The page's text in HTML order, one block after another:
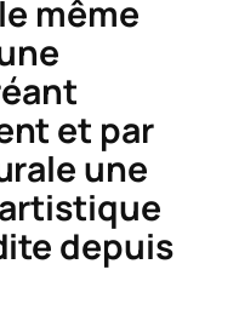
même
et par
une
depuis